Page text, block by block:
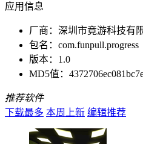
应用信息
厂商： 深圳市竟游科技有
包名： com.funpull.progress
版本： 1.0
MD5值：
推荐软件
下载最多 本周上新 编辑推荐